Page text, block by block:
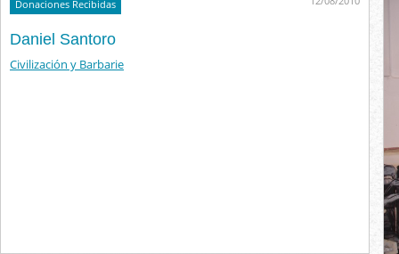
Donaciones Recibidas
Daniel Santoro
Civilización y Barbarie